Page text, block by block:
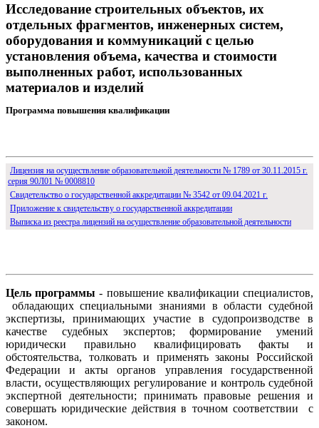
Исследование строительных объектов, их
отдельных фрагментов, инженерных систем,
оборудования и коммуникаций с целью
установления объема, качества и стоимости
выполненных работ, использованных
материалов и изделий
Программа повышения квалификации
Лицензия на осуществление образовательной деятельности № 1789 от 30.11.2015 г.
серия 90Л01 № 0008810
Свидетельство о государственной аккредитации № 3542 от 09.04.2021 г.
Приложение к свидетельству о государственной аккредитации
Выписка из реестра лицензий на осуществление образовательной деятельности
Цель программы - повышение квалификации специалистов,
обладающих специальными знаниями в области судебной
экспертизы, принимающих участие в судопроизводстве в
качестве судебных экспертов; формирование умений
юридически правильно квалифицировать факты и
обстоятельства, толковать и применять законы Российской
Федерации и акты органов управления государственной
власти, осуществляющих регулирование и контроль судебной
экспертной деятельности; принимать правовые решения и
совершать юридические действия в точном соответствии с
законом.